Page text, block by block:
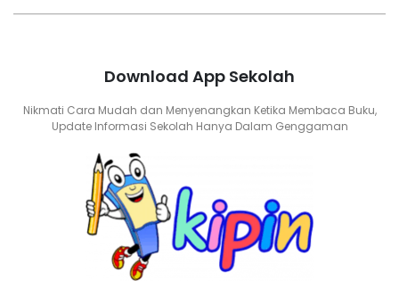
Download App Sekolah
Nikmati Cara Mudah dan Menyenangkan Ketika Membaca Buku,
Update Informasi Sekolah Hanya Dalam Genggaman